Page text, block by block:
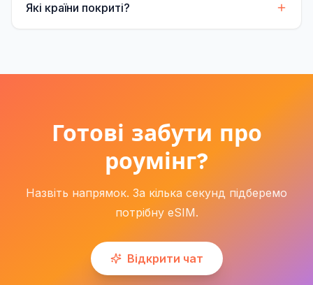
Які країни покриті?
Готові забути про
роумінг?
Назвіть напрямок. За кілька секунд підберемо
потрібну eSIM.
Відкрити чат